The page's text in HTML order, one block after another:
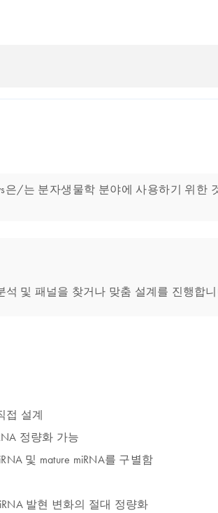
은/는 분자생물학 분야에 사용하기
및 패널을 찾거나 맞춤 설계를 진행합
접 설계
정량화 가능
및 mature miRNA를 구별함
발현 변화의 절대 정량화